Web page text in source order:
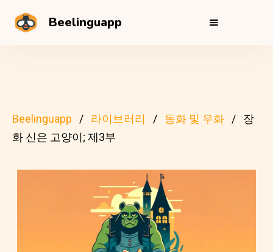
Beelinguapp
Beelinguapp 라이브러리 동화 및 우화
장
화 신은 고양이; 제3부